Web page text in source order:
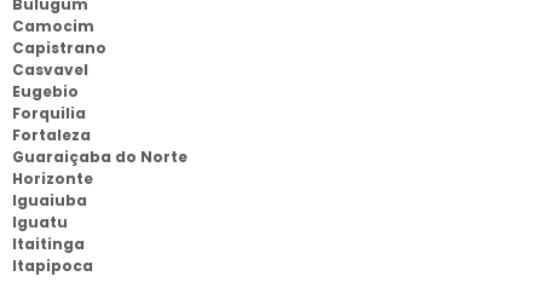
Bulugum
Camocim
Capistrano
Casvavel
Eugebio
Forquilia
Fortaleza
Guaraiçaba do Norte
Horizonte
Iguaiuba
Iguatu
Itaitinga
Itapipoca